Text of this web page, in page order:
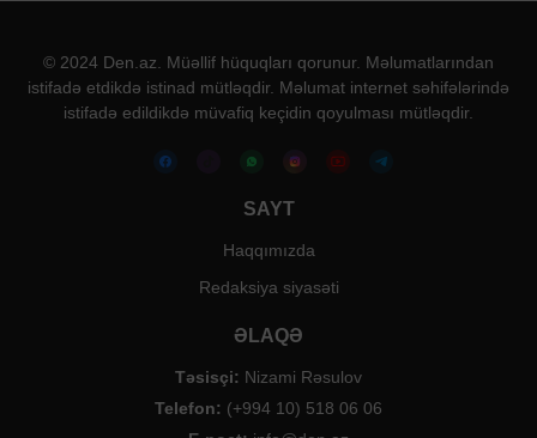
© 2024 Den.az. Müəllif hüquqları qorunur. Məlumatlarından
istifadə etdikdə istinad mütləqdir. Məlumat internet səhifələrində
istifadə edildikdə müvafiq keçidin qoyulması mütləqdir.
SAYT
Haqqımızda
Redaksiya siyasəti
ƏLAQƏ
Təsisçi: Nizami Rəsulov
Telefon: (+994 10) 518 06 06